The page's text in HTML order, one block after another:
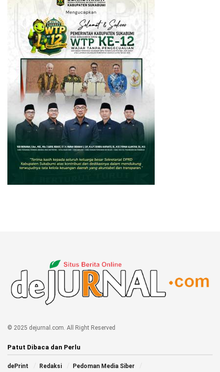
© 2025 dejurnal.com. All Right Reserved
Patut Dibaca dan Perlu
dePrint Redaksi Pedoman Media Siber